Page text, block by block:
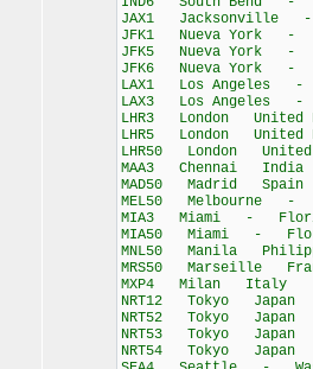
JAX1 Jacksonville
JFK1 Nueva York -
JFK5 Nueva York -
JFK6 Nueva York -
LAX1 Los Angeles
LAX3 Los Angeles
LHR3 London
LHR5 London
LHR50 London
MAA3 Chennai
MAD50 Madrid
MEL50
MIA3 Miami -
MIA50 Miami -
MNL50 Manila
MRS50 Marseille
MXP4 Milan Italy
NRT12 Tokyo
NRT52 Tokyo
NRT53 Tokyo
NRT54 Tokyo